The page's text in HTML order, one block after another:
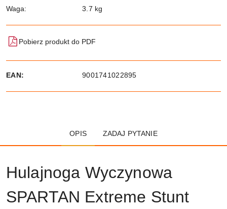
Waga: 3.7 kg
Pobierz produkt do PDF
EAN: 9001741022895
OPIS ZADAJ PYTANIE
Hulajnoga Wyczynowa
SPARTAN Extreme Stunt